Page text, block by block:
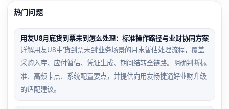
热门问题
用友U8月底货到票未到怎么处理：标准操作路径与业财协同方案
详解用友U8中‘货到票未到’业务场景的月末暂估处理流程，覆盖
采购入库、应付暂估、凭证生成、期间结转全链路。明确判断标
准、高频卡点、系统配置要点，并提供向用友畅捷通好业财升级
的适配建议。